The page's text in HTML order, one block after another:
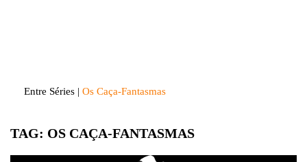
Entre Séries | Os Caça-Fantasmas
TAG: OS CAÇA-FANTASMAS